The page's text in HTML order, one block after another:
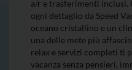
a/r e trasferimenti inclusi.
ogni dettaglio da Speed
oceano cristallino e un
una delle mete più
relax e servizi completi ti
vacanza senza pensieri,